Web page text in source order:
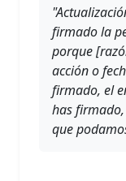
firmado la
porque
acción o
firmado, el
has
que